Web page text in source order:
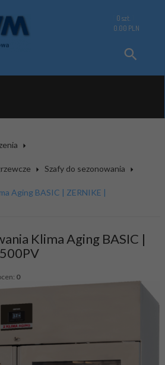
0 szt.
0.00 PLN
Szafy do sezonowania
Aging BASIC | ZERNIKE |
Klima Aging BASIC |
0